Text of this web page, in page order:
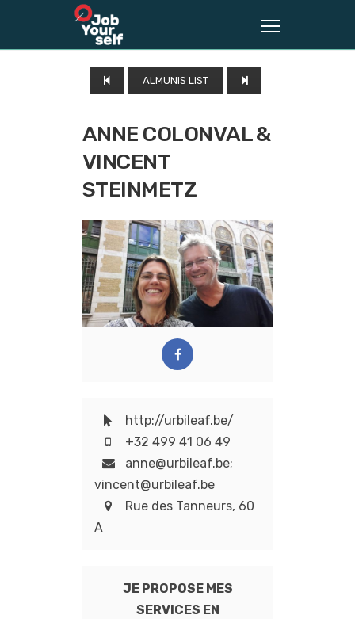
ALMUNIS LIST
ANNE COLONVAL &
VINCENT
STEINMETZ
http://urbileaf.be/
+32 499 41 06 49
anne@urbileaf.be;
vincent@urbileaf.be
Rue des Tanneurs, 60
A
JE PROPOSE MES
SERVICES EN